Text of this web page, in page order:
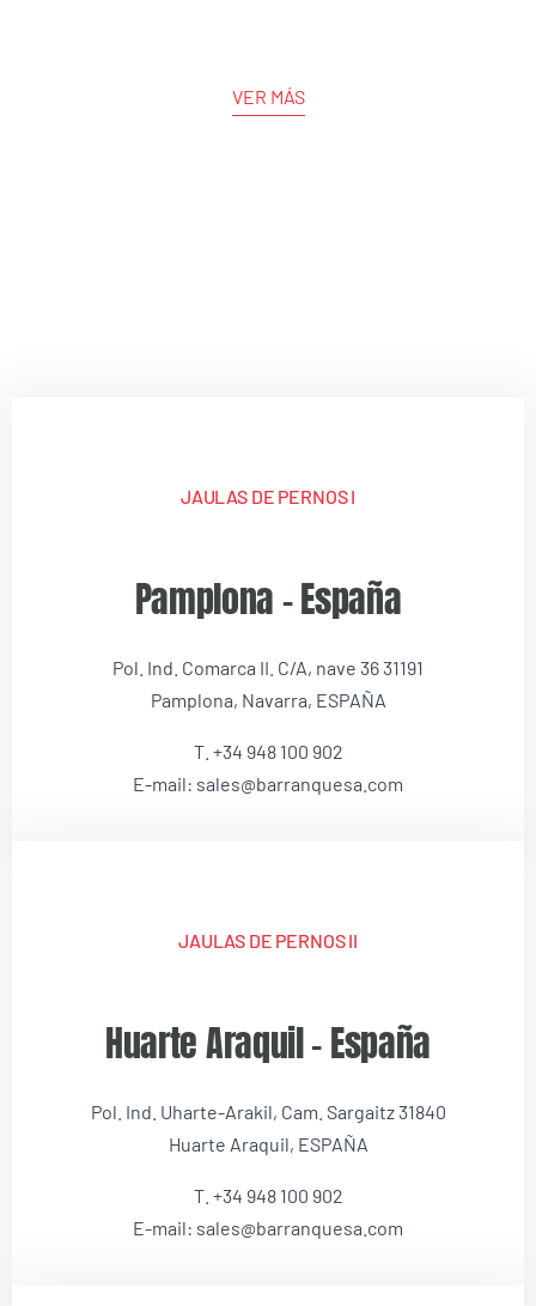
VER MÁS
JAULAS DE PERNOS I
Pamplona – España
Pol. Ind. Comarca II. C/A, nave 36 31191
Pamplona, Navarra, ESPAÑA
T. +34 948 100 902
E-mail: sales@barranquesa.com
JAULAS DE PERNOS II
Huarte Araquil – España
Pol. Ind. Uharte-Arakil, Cam. Sargaitz 31840
Huarte Araquil, ESPAÑA
T. +34 948 100 902
E-mail: sales@barranquesa.com